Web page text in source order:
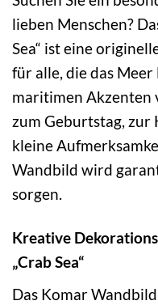
lieben Menschen?
Sea“ ist eine
für alle, die das
maritimen Akzenten
zum Geburtstag, zur
kleine
Wandbild wird
sorgen.
Kreative
„Crab Sea“
Das Komar Wandbild